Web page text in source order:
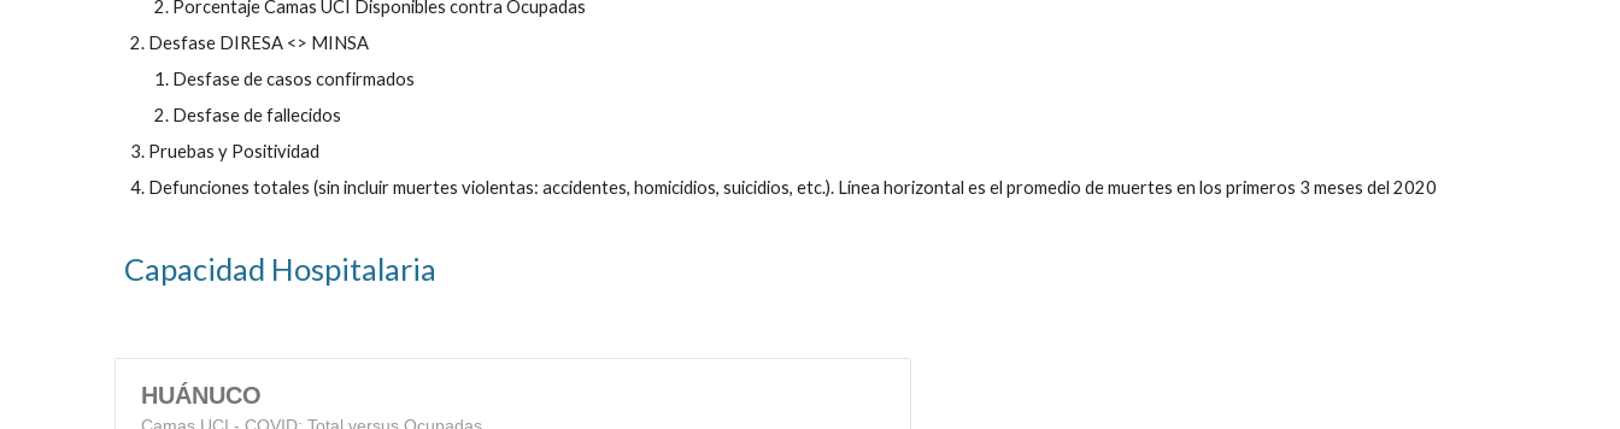
Porcentaje Camas UCI Disponibles contra Ocupadas
Desfase DIRESA <> MINSA
Desfase de casos confirmados
Desfase de fallecidos
Pruebas y Positividad
Defunciones totales (sin incluir muertes violentas: accidentes, homicidios, suicidios, etc.). Línea horizontal es el promedio de muertes en los primeros 3 meses del 2020
Capacidad Hospitalaria